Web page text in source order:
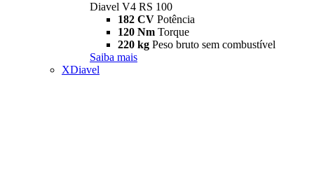
Diavel V4 RS 100
182 CV Potência
120 Nm Torque
220 kg Peso bruto sem combustível
Saiba mais
XDiavel